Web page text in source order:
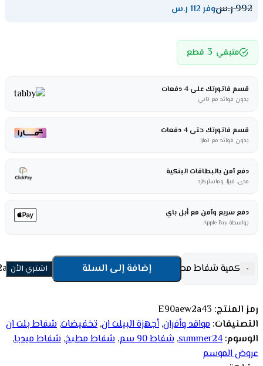
992ر.سوفر 112 ر.س
متبقي 3 قطع
قسم فاتورتك على 4 دفعات
بدون فوائد مع تابي
قسم فاتورتك حتى 4 دفعات
بدون فوائد مع تمارا
دفع آمن بالبطاقات البنكية
مدى، فيزا، وماستركارد
دفع سريع وآمن مع أبل باي
بواسطة Apple Pay
- كمية شفاط مطبخ ميديا هرمي 90 سم - 3 سرعات - ستيل E90aew2a43إضافة إلى السلة اشتري الأن
رمز المنتج: E90aew2a43
التصنيفات: مواقد وأفران, أجهزة البيلت ان, تخفيضات, شفاط بلت ان
الوسوم: summer24
, شفاط 90 سم , شفاط مطبخ, شفاط ميديا,
عروض الموسم